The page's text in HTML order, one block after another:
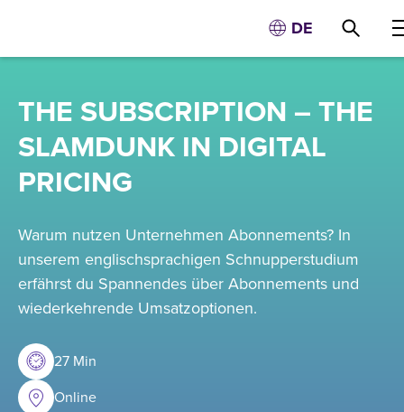
DE
THE SUBSCRIPTION – THE
SLAMDUNK IN DIGITAL
PRICING
Warum nutzen Unternehmen Abonnements? In
unserem englischsprachigen Schnupperstudium
erfährst du Spannendes über Abonnements und
wiederkehrende Umsatzoptionen.
27 Min
Online